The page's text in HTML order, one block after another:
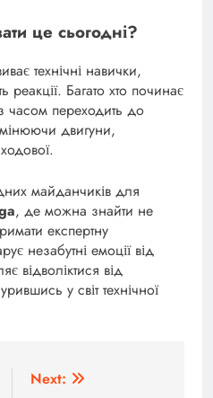
це сьогодні?
технічні навички,
реакції. Багато хто починає
часом переходить до
двигуни,
майданчиків для
, де можна знайти не
експертну
незабутні емоції від
відволіктися від
у світ технічної
Next: